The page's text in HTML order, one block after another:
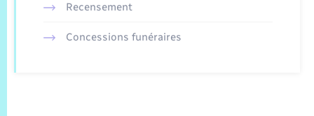
Recensement
Concessions funéraires